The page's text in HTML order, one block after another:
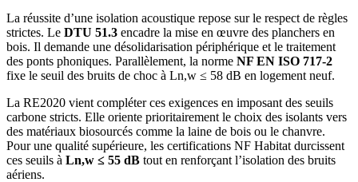
La réussite d’une isolation acoustique repose sur le respect de règles
strictes. Le DTU 51.3 encadre la mise en œuvre des planchers en
bois. Il demande une désolidarisation périphérique et le traitement
des ponts phoniques. Parallèlement, la norme NF EN ISO 717-2
fixe le seuil des bruits de choc à Ln,w ≤ 58 dB en logement neuf.
La RE2020 vient compléter ces exigences en imposant des seuils
carbone stricts. Elle oriente prioritairement le choix des isolants vers
des matériaux biosourcés comme la laine de bois ou le chanvre.
Pour une qualité supérieure, les certifications NF Habitat durcissent
ces seuils à Ln,w ≤ 55 dB tout en renforçant l’isolation des bruits
aériens.